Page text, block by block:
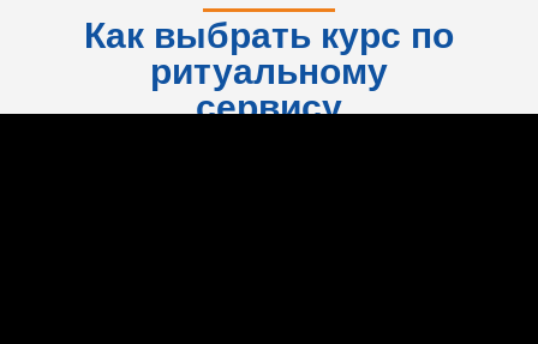
Как выбрать курс по
ритуальному
сервису